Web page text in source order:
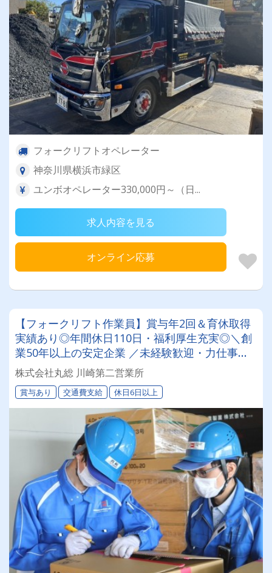
フォークリフトオペレーター
神奈川県横浜市緑区
ユンボオペレーター330,000円～（日...
求人内容を見る
オンライン応募
【フォークリフト作業員】賞与年2回＆育休取得
実績あり◎年間休日110日・福利厚生充実◎＼創
業50年以上の安定企業 ／未経験歓迎・力仕事な
しの倉庫内入出荷作業！
株式会社丸総 川崎第二営業所
賞与あり 交通費支給 休日6日以上